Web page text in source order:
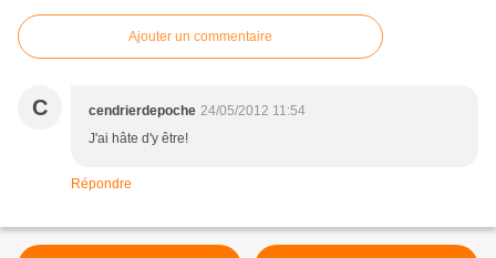
Ajouter un commentaire
C cendrierdepoche 24/05/2012 11:54
J'ai hâte d'y être!
Répondre